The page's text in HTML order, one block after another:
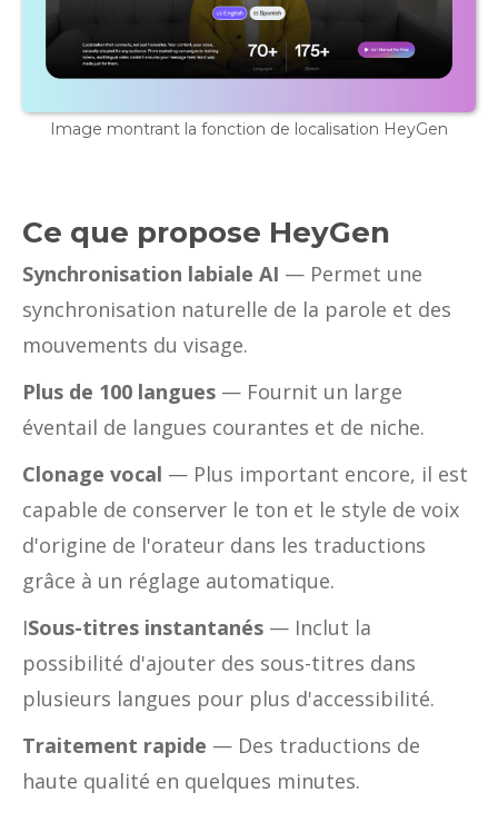
Image montrant la fonction de localisation HeyGen
Ce que propose HeyGen
Synchronisation labiale AI — Permet une
synchronisation naturelle de la parole et des
mouvements du visage.
Plus de 100 langues — Fournit un large
éventail de langues courantes et de niche.
Clonage vocal — Plus important encore, il est
capable de conserver le ton et le style de voix
d'origine de l'orateur dans les traductions
grâce à un réglage automatique.
ISous-titres instantanés — Inclut la
possibilité d'ajouter des sous-titres dans
plusieurs langues pour plus d'accessibilité.
Traitement rapide — Des traductions de
haute qualité en quelques minutes.